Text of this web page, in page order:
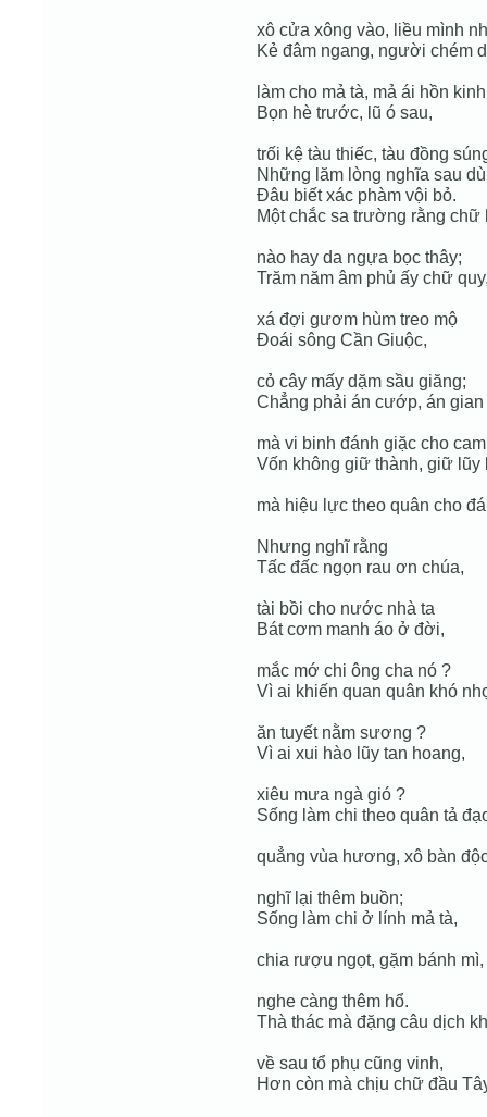
xô cửa xông vào, liều mình
Kẻ đâm ngang, người chém
làm cho mả tà, mả ái hồn
Bọn hè trước, lũ ó sau,
trối kệ tàu thiếc, tàu đồng
Những lăm lòng nghĩa sau
Đâu biết xác phàm vội bỏ.
Một chắc sa trường rằng chữ
nào hay da ngựa bọc thây;
Trăm năm âm phủ ấy chữ
xá đợi gươm hùm treo mộ
Đoái sông Cần Giuộc,
cỏ cây mấy dặm sầu giăng;
Chẳng phải án cướp, án
mà vi binh đánh giặc cho
Vốn không giữ thành, giữ lũy
mà hiệu lực theo quân cho
Nhưng nghĩ rằng
Tấc đấc ngọn rau ơn chúa,
tài bồi cho nước nhà ta
Bát cơm manh áo ở đời,
mắc mớ chi ông cha nó ?
Vì ai khiến quan quân khó
ăn tuyết nằm sương ?
Vì ai xui hào lũy tan hoang,
xiêu mưa ngà gió ?
Sống làm chi theo quân tả
quẳng vùa hương, xô bàn
nghĩ lại thêm buồn;
Sống làm chi ở lính mả tà,
chia rượu ngọt, gặm bánh mì,
nghe càng thêm hổ.
Thà thác mà đặng câu dịch
về sau tổ phụ cũng vinh,
Hơn còn mà chịu chữ đầu